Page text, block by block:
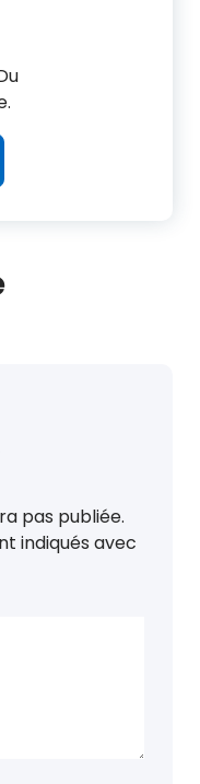
pas publiée.
indiqués avec